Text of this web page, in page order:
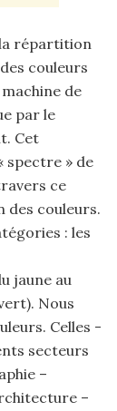
répartition
couleurs
de
par le
Cet
spectre » de
ce
des couleurs.
: les
jaune au
Nous
Celles -
secteurs
–
–